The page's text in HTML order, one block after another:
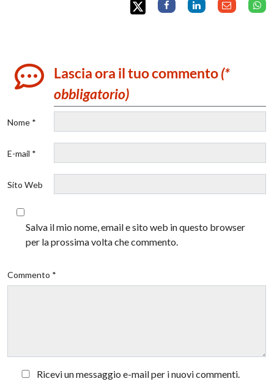
Lascia ora il tuo commento(*
obbligatorio)
Nome *
E-mail *
Sito Web
Salva il mio nome, email e sito web in questo browser
per la prossima volta che commento.
Commento *
Ricevi un messaggio e-mail per i nuovi commenti.